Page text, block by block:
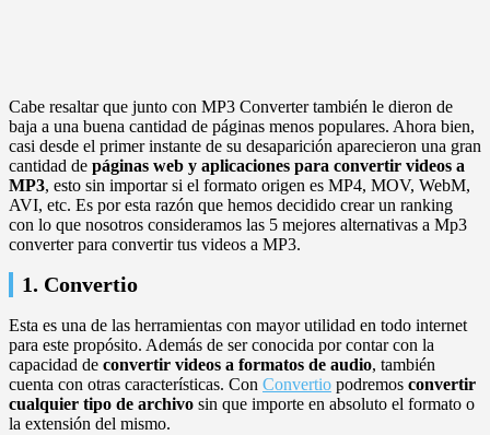
Cabe resaltar que junto con MP3 Converter también le dieron de
baja a una buena cantidad de páginas menos populares. Ahora bien,
casi desde el primer instante de su desaparición aparecieron una gran
cantidad de páginas web y aplicaciones para convertir videos a
MP3, esto sin importar si el formato origen es MP4, MOV, WebM,
AVI, etc. Es por esta razón que hemos decidido crear un ranking
con lo que nosotros consideramos las 5 mejores alternativas a Mp3
converter para convertir tus videos a MP3.
1. Convertio
Esta es una de las herramientas con mayor utilidad en todo internet
para este propósito. Además de ser conocida por contar con la
capacidad de convertir videos a formatos de audio, también
cuenta con otras características. Con Convertio podremos convertir
cualquier tipo de archivo sin que importe en absoluto el formato o
la extensión del mismo.